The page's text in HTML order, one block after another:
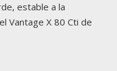
estable a la
Vantage X 80 Cti de